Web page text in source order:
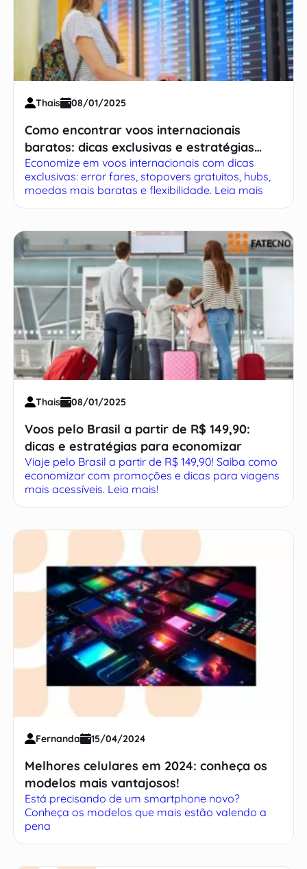
Thais 08/01/2025
Como encontrar voos internacionais
baratos: dicas exclusivas e estratégias
infalíveis
Economize em voos internacionais com dicas
exclusivas: error fares, stopovers gratuitos, hubs,
moedas mais baratas e flexibilidade. Leia mais
Thais 08/01/2025
Voos pelo Brasil a partir de R$ 149,90:
dicas e estratégias para economizar
Viaje pelo Brasil a partir de R$ 149,90! Saiba como
economizar com promoções e dicas para viagens
mais acessíveis. Leia mais!
Fernanda 15/04/2024
Melhores celulares em 2024: conheça os
modelos mais vantajosos!
Está precisando de um smartphone novo?
Conheça os modelos que mais estão valendo a
pena